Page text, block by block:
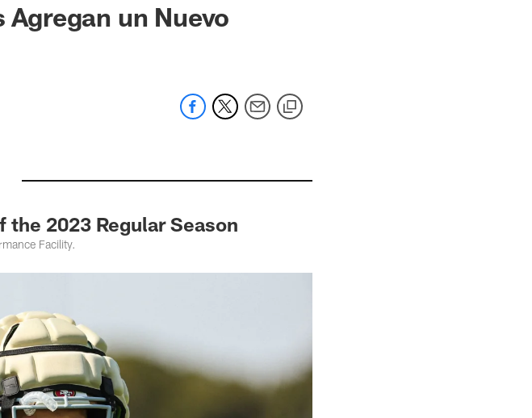
un Nuevo
2023 Regular Season
Facility.